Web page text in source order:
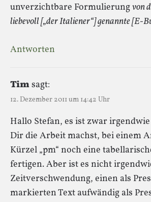
unverzichtbare Formulierungvon
liebevoll [„der Italiener“] genannte [E-
Antworten
Timsagt:
12. Dezember 2011 um 14:42 Uhr
Hallo Stefan, es ist zwar
Dir die Arbeit machst, bei einem
Kürzel „pm“ noch eine
fertigen. Aber ist es nicht
Zeitverschwendung, einen als
markierten Text aufwändig als